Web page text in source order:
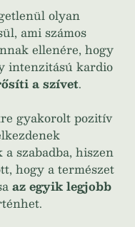
olyan
ami számos
ellenére, hogy
intenzitású kardio
a szívet.
gyakorolt pozitív
szabadba, hiszen
hogy a természet
az egyik legjobb